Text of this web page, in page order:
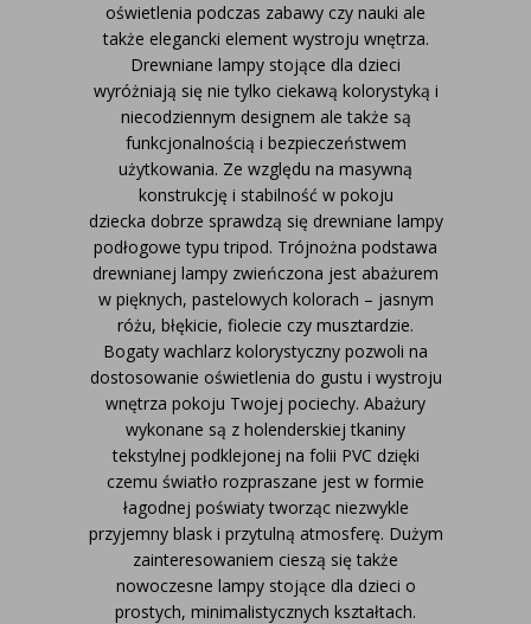
oświetlenia podczas zabawy czy nauki ale
także elegancki element wystroju wnętrza.
Drewniane lampy stojące dla dzieci
wyróżniają się nie tylko ciekawą kolorystyką i
niecodziennym designem ale także są
funkcjonalnością i bezpieczeństwem
użytkowania. Ze względu na masywną
konstrukcję i stabilność w pokoju
dziecka dobrze sprawdzą się drewniane lampy
podłogowe typu tripod. Trójnożna podstawa
drewnianej lampy zwieńczona jest abażurem
w pięknych, pastelowych kolorach – jasnym
różu, błękicie, fiolecie czy musztardzie.
Bogaty wachlarz kolorystyczny pozwoli na
dostosowanie oświetlenia do gustu i wystroju
wnętrza pokoju Twojej pociechy. Abażury
wykonane są z holenderskiej tkaniny
tekstylnej podklejonej na folii PVC dzięki
czemu światło rozpraszane jest w formie
łagodnej poświaty tworząc niezwykle
przyjemny blask i przytulną atmosferę. Dużym
zainteresowaniem cieszą się także
nowoczesne lampy stojące dla dzieci o
prostych, minimalistycznych kształtach.